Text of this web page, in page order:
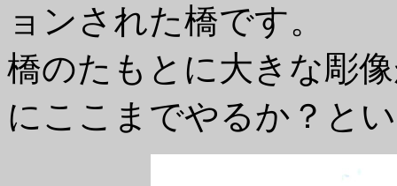
ョンされた橋です。
橋のたもとに大きな彫
にここまでやるか？と